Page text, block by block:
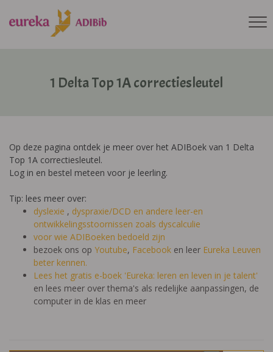
1 Delta Top 1A correctiesleutel
Op deze pagina ontdek je meer over het ADIBoek van 1 Delta
Top 1A correctiesleutel.
Log in en bestel meteen voor je leerling.
Tip: lees meer over:
dyslexie , dyspraxie/DCD en andere leer-en
ontwikkelingsstoornissen zoals dyscalculie
voor wie ADIBoeken bedoeld zijn
bezoek ons op Youtube, Facebook en leer Eureka Leuven
beter kennen.
Lees het gratis e-boek 'Eureka: leren en leven in je talent'
en lees meer over thema's als redelijke aanpassingen, de
computer in de klas en meer